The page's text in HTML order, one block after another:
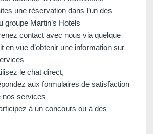
une réservation dans l’un des
groupe Martin’s Hotels
contact avec nous via quelque
en vue d’obtenir une information sur
le chat direct,
aux formulaires de satisfaction
nos services
à un concours ou à des